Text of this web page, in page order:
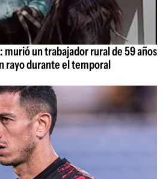
murió un trabajador rural de 59 años
rayo durante el temporal